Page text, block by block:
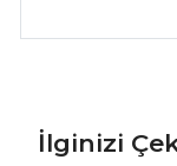
İlginizi